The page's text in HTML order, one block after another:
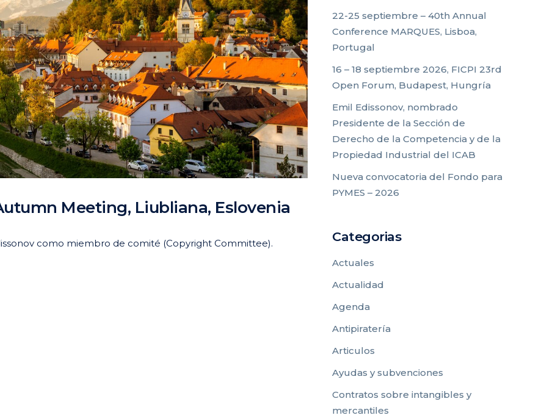
Meeting, Liubliana, Eslovenia
como miembro de comité (Copyright Committee).
22-25 septiembre – 40th Annual
Conference MARQUES, Lisboa,
Portugal
16 – 18 septiembre 2026, FICPI 23rd
Open Forum, Budapest, Hungría
Emil Edissonov, nombrado
Presidente de la Sección de
Derecho de la Competencia y de la
Propiedad Industrial del ICAB
Nueva convocatoria del Fondo para
PYMES – 2026
Categorias
Actuales
Actualidad
Agenda
Antipiratería
Articulos
Ayudas y subvenciones
Contratos sobre intangibles y
mercantiles